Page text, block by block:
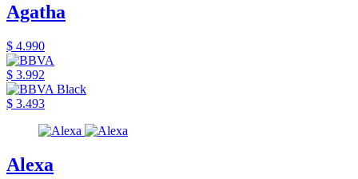
Agatha
$ 4.990
$ 3.992
$ 3.493
Alexa